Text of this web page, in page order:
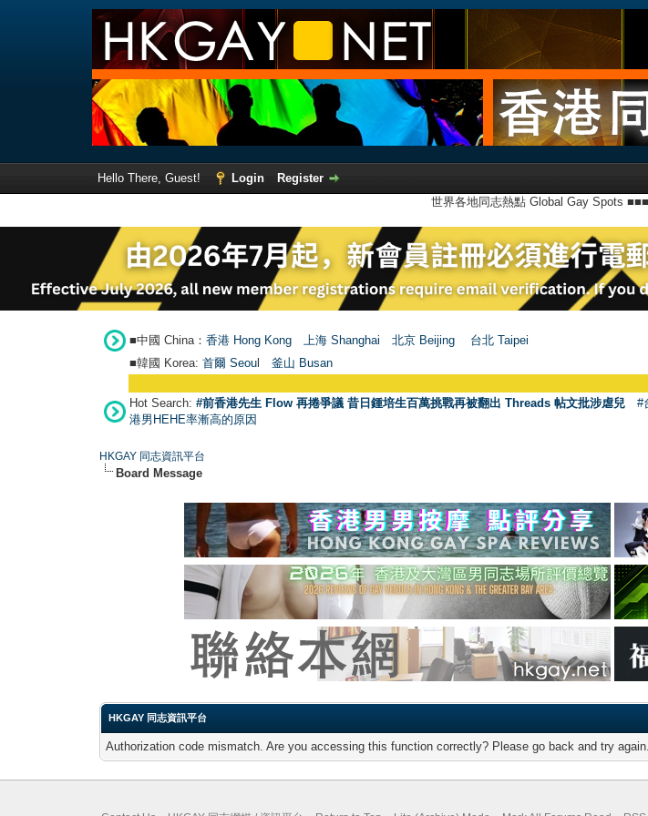
Hello There, Guest! Login
Register
世界各地同志熱點 Global Gay Spots
■中國 China： 香港 Hong Kong 上海 Shanghai 北京 Beijing 台北 Taipei
■韓國 Korea: 首爾 Seou 釜山 Busan
Hot Search: #前香港先生 Flow 再捲爭議 昔日鍾培生百萬挑戰再被翻出 Threads 帖文批涉虐兒 #
港男HEHE率漸高的原因
HKGAY 同志資訊平台
Board Message
HKGAY 同志資訊平台
Authorization code mismatch. Are you accessing this function correctly? Please go back and try again.